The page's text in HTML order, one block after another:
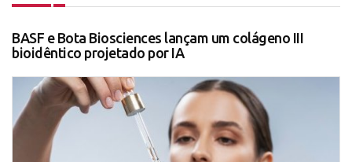
BASF e Bota Biosciences lançam um colágeno III
bioidêntico projetado por IA